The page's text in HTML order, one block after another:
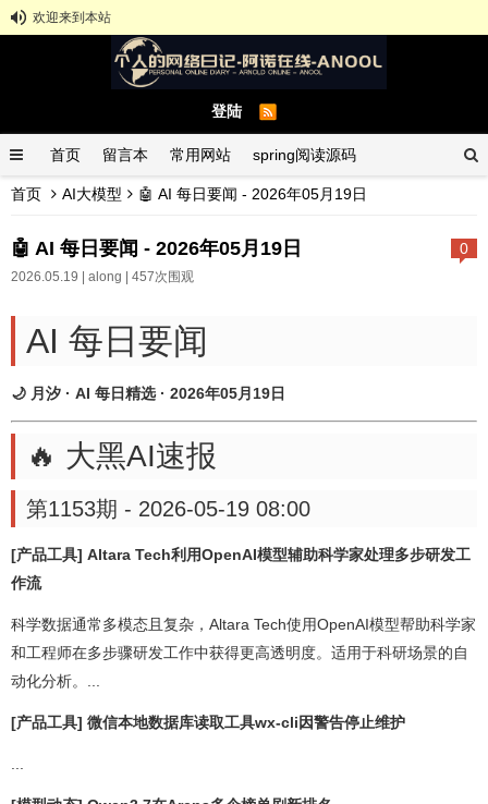
欢迎来到本站
登陆
首页 留言本 常用网站 spring阅读源码
spring示例demo GitHub中文排行榜
首页 AI大模型 🤖 AI 每日要闻 - 2026年05月19日
0
🤖 AI 每日要闻 - 2026年05月19日
2026.05.19 | along | 457次围观
AI 每日要闻
🌙 月汐 · AI 每日精选 · 2026年05月19日
🔥 大黑AI速报
第1153期 - 2026-05-19 08:00
[产品工具] Altara Tech利用OpenAI模型辅助科学家处理多步研发工
作流
科学数据通常多模态且复杂，Altara Tech使用OpenAI模型帮助科学家
和工程师在多步骤研发工作中获得更高透明度。适用于科研场景的自
动化分析。...
[产品工具] 微信本地数据库读取工具wx-cli因警告停止维护